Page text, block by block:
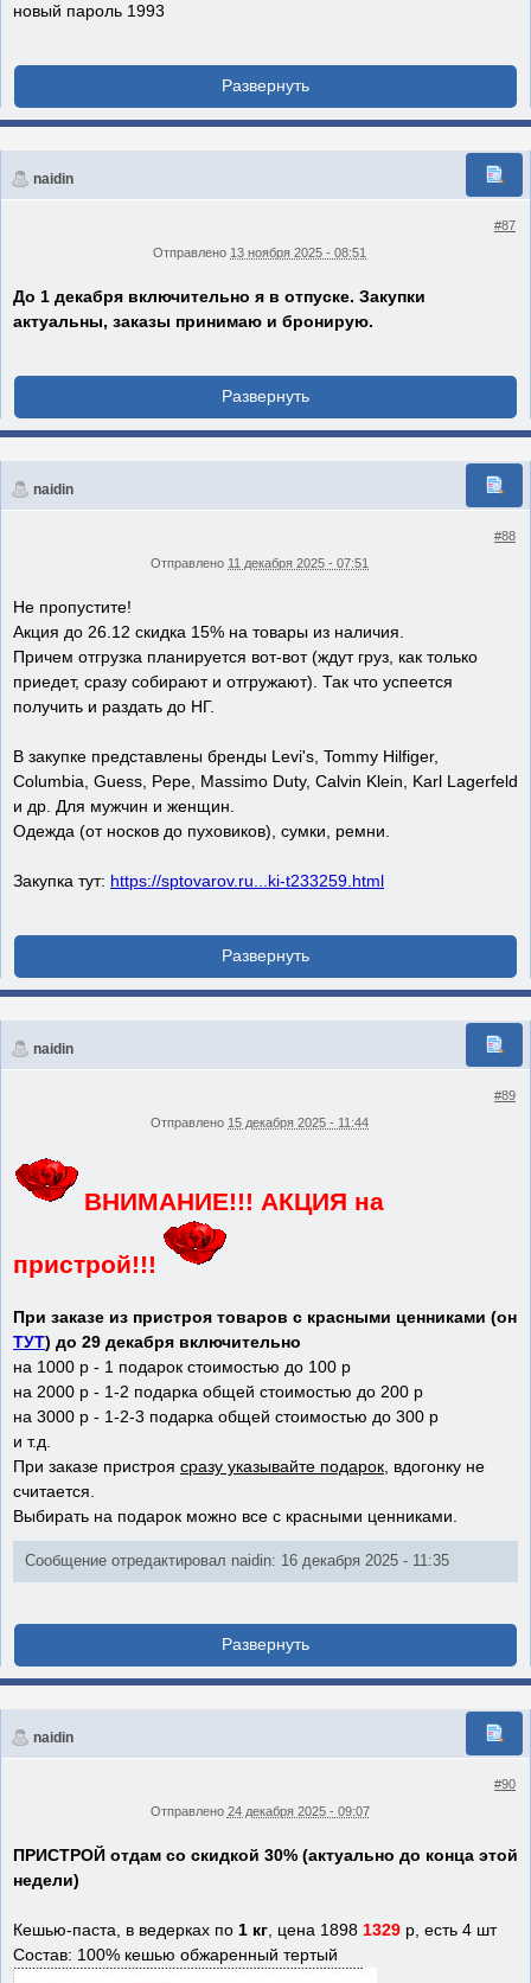
новый пароль 1993
naidin
#87
Отправлено 13 ноября 2025 - 08:51
До 1 декабря включительно я в отпуске. Закупки
актуальны, заказы принимаю и бронирую.
naidin
#88
Отправлено 11 декабря 2025 - 07:51
Не пропустите!
Акция до 26.12 скидка 15% на товары из наличия.
Причем отгрузка планируется вот-вот (ждут груз, как только
приедет, сразу собирают и отгружают). Так что успеется
получить и раздать до НГ.
В закупке представлены бренды Levi's, Tommy Hilfiger,
Columbia, Guess, Pepe, Massimo Duty, Calvin Klein, Karl Lagerfeld
и др. Для мужчин и женщин.
Одежда (от носков до пуховиков), сумки, ремни.
Закупка тут: https://sptovarov.ru...ki-t233259.html
naidin
#89
Отправлено 15 декабря 2025 - 11:44
ВНИМАНИЕ!!! АКЦИЯ на
пристрой!!!
При заказе из пристроя товаров с красными ценниками (он
ТУТ) до 29 декабря включительно
на 1000 р - 1 подарок стоимостью до 100 р
на 2000 р - 1-2 подарка общей стоимостью до 200 р
на 3000 р - 1-2-3 подарка общей стоимостью до 300 р
и т.д.
При заказе пристроя сразу указывайте подарок, вдогонку не
считается.
Выбирать на подарок можно все с красными ценниками.
Сообщение отредактировал naidin: 16 декабря 2025 - 11:35
naidin
#90
Отправлено 24 декабря 2025 - 09:07
ПРИСТРОЙ отдам со скидкой 30% (актуально до конца этой
недели)
Кешью-паста, в ведерках по 1 кг, цена 1898 1329 р, есть 4 шт
Состав: 100% кешью обжаренный тертый